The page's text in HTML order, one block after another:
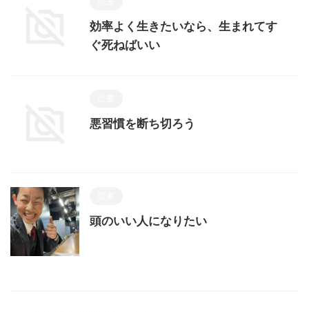
効率よく生きたいなら、生まれてす
ぐ死ねばいい
悪習慣を断ち切ろう
頭のいい人になりたい